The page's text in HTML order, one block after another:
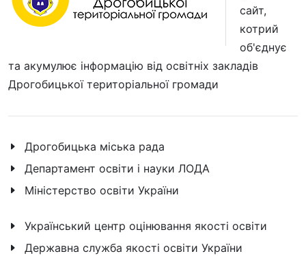
сайт,
котрий
об'єднує
та акумулює інформацію від освітніх закладів
Дрогобицької територіальної громади
Дрогобицька міська рада
Департамент освіти і науки ЛОДА
Міністерство освіти України
Український центр оцінювання якості освіти
Державна служба якості освіти України